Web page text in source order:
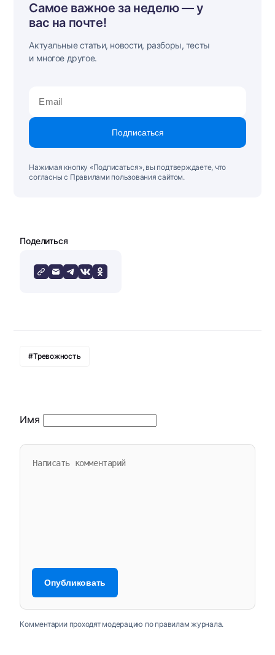
Самое важное за неделю — у
вас на почте!
Актуальные статьи, новости, разборы, тесты
и многое другое.
Подписаться
Нажимая кнопку «Подписаться», вы подтверждаете, что
согласны с Правилами пользования сайтом.
Поделиться
#Тревожность
Имя
Комментарии проходят модерацию по правилам журнала.